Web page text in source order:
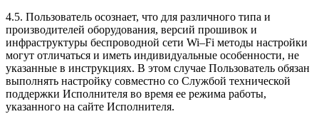
4.5. Пользователь осознает, что для различного типа и
производителей оборудования, версий прошивок и
инфраструктуры беспроводной сети Wi–Fi методы настройки
могут отличаться и иметь индивидуальные особенности, не
указанные в инструкциях. В этом случае Пользователь обязан
выполнять настройку совместно со Службой технической
поддержки Исполнителя во время ее режима работы,
указанного на сайте Исполнителя.